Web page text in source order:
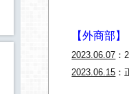
【外商部】
2023.06.07 ：
2023.06.15 ：